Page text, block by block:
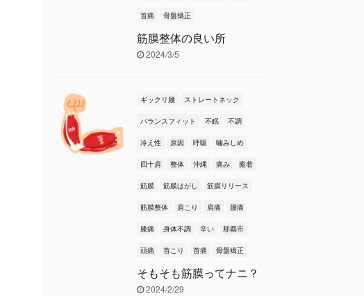
首痛 骨盤矯正
筋膜整体の良い所
2024/3/5
ギックリ腰 ストレートネック
バランスフィット 不眠 不調
冷え性 原因 呼吸 噛みしめ
四十肩 整体 沖縄 痛み 癒着
筋膜 筋膜はがし 筋膜リリース
筋膜整体 肩こり 肩痛 腰痛
膝痛 身体不調 辛い 那覇市
頭痛 首こり 首痛 骨盤矯正
そもそも筋膜ってナニ？
2024/2/29